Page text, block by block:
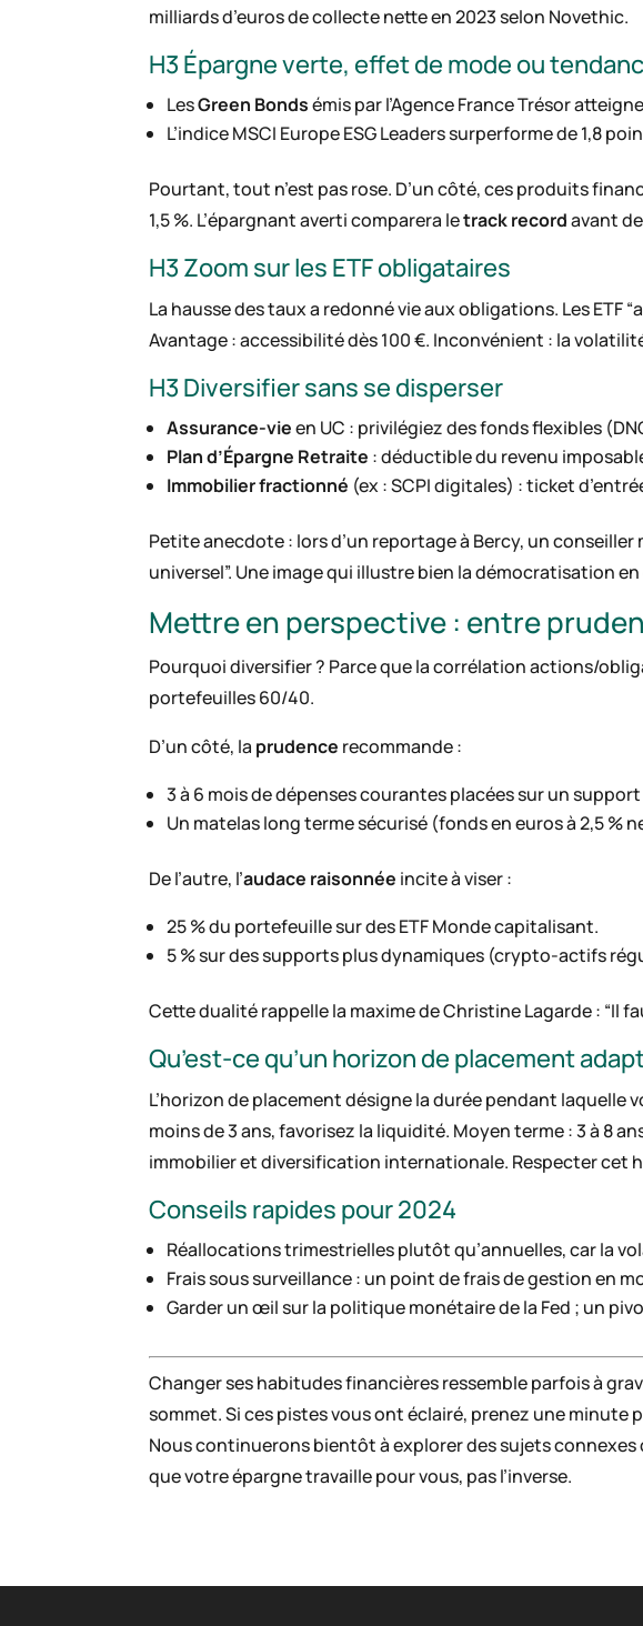
milliards d’euros de collecte nette en 2023 selon Novethic.
H3 Épargne verte, effet de mode ou
LesGreen Bondsémis par l’Agence France Trésor
L’indice MSCI Europe ESG Leaders surperforme de 1,8
Pourtant, tout n’est pas rose. D’un côté, ces produits
1,5 %. L’épargnant averti comparera letrack recordavant
H3 Zoom sur les ETF obligataires
La hausse des taux a redonné vie aux obligations. Les
Avantage : accessibilité dès 100 €. Inconvénient : la
H3 Diversifier sans se disperser
Assurance-vieen UC : privilégiez des fonds flexibles
Plan d’Épargne Retraite : déductible du revenu
Immobilier fractionné (ex : SCPI digitales) : ticket
Petite anecdote : lors d’un reportage à Bercy, un conseiller
universel”. Une image qui illustre bien la démocratisation
Mettre en perspective : entre
Pourquoi diversifier ? Parce que la corrélation actions/
portefeuilles 60/40.
D’un côté, la prudence recommande :
3 à 6 mois de dépenses courantes placées sur un
Un matelas long terme sécurisé (fonds en euros à 2,5 %
De l’autre, l’audace raisonnée incite à viser :
25 % du portefeuille sur des ETF Monde capitalisant.
5 % sur des supports plus dynamiques (crypto-actifs
Cette dualité rappelle la maxime de Christine Lagarde : “Il
Qu’est-ce qu’un horizon de placement
L’horizon de placement désigne la durée pendant
moins de 3 ans, favorisez la liquidité. Moyen terme : 3 à 8
immobilier et diversification internationale. Respecter cet
Conseils rapides pour 2024
Réallocations trimestrielles plutôt qu’annuelles, car la
Frais sous surveillance : un point de frais de gestion en
Garder un œil sur la politique monétaire de la Fed ; un
Changer ses habitudes financières ressemble parfois à
sommet. Si ces pistes vous ont éclairé, prenez une
Nous continuerons bientôt à explorer des sujets
que votre épargne travaille pour vous, pas l’inverse.